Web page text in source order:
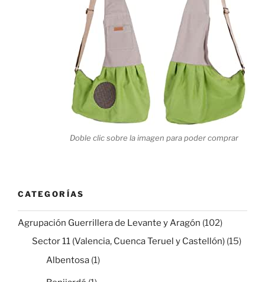
Doble clic sobre la imagen para poder comprar
CATEGORÍAS
Agrupación Guerrillera de Levante y Aragón (102)
Sector 11 (Valencia, Cuenca Teruel y Castellón) (15)
Albentosa (1)